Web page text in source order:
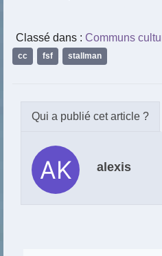
Classé dans : Communs
cc fsf stallman
alexis